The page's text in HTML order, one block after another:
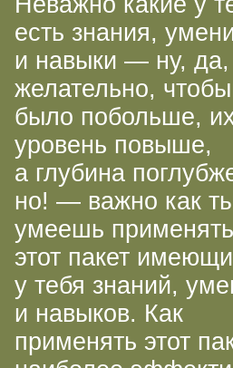
есть знания,
и навыки — ну, да,
желательно,
было побольше,
уровень повыше,
а глубина
но! — важно как
умеешь применять
этот пакет
у тебя знаний,
и навыков. Как
применять этот